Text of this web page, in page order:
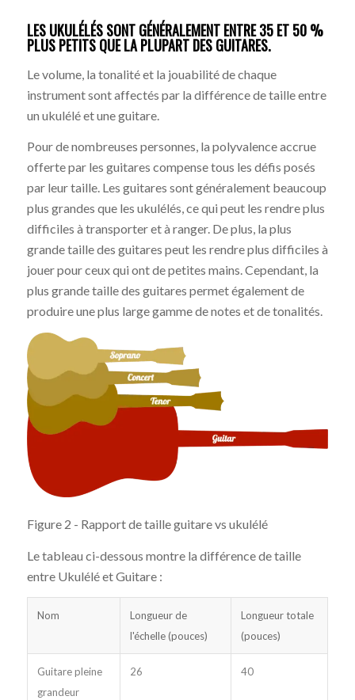
LES UKULÉLÉS SONT GÉNÉRALEMENT ENTRE 35 ET 50 %
PLUS PETITS QUE LA PLUPART DES GUITARES.
Le volume, la tonalité et la jouabilité de chaque
instrument sont affectés par la différence de taille entre
un ukulélé et une guitare.
Pour de nombreuses personnes, la polyvalence accrue
offerte par les guitares compense tous les défis posés
par leur taille. Les guitares sont généralement beaucoup
plus grandes que les ukulélés, ce qui peut les rendre plus
difficiles à transporter et à ranger. De plus, la plus
grande taille des guitares peut les rendre plus difficiles à
jouer pour ceux qui ont de petites mains. Cependant, la
plus grande taille des guitares permet également de
produire une plus large gamme de notes et de tonalités.
Figure 2 - Rapport de taille guitare vs ukulélé
Le tableau ci-dessous montre la différence de taille
entre Ukulélé et Guitare :
Nom
Longueur de
l'échelle (pouces)
Longueur totale
(pouces)
Guitare pleine
grandeur
26 40